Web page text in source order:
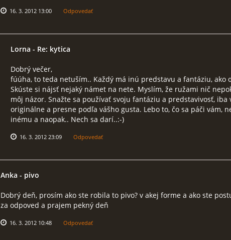
16. 3. 2012 13:00 Odpovedať
Lorna - Re: kytica
Dobrý večer,
fúúha, to teda netuším.. Každý má inú predstavu a fantáziu, ako
Skúste si nájsť nejaký námet na nete. Myslím, že ružami nič
môj názor. Snažte sa používať svoju fantáziu a predstavivosť,
originálne a presne podľa vášho gusta. Lebo to, čo sa páči vám,
inému a naopak.. Nech sa darí..:-)
16. 3. 2012 23:09 Odpovedať
Anka - pivo
Dobrý deň, prosím ako ste robila to pivo? v akej forme a ako ste
za odpoved a prajem pekný deň
16. 3. 2012 10:48 Odpovedať